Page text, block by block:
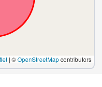
| ©OpenStreetMapcontributors